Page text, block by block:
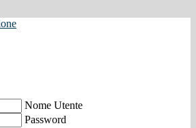
Nome Utente
Password